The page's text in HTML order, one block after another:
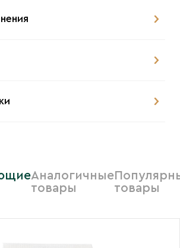
Аналогичные
товары
товары